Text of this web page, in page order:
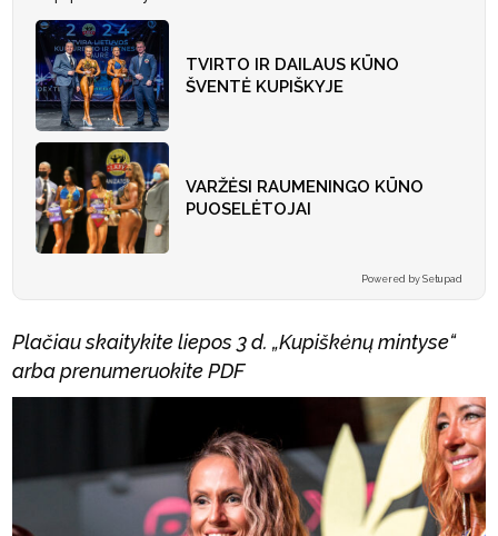
TVIRTO IR DAILAUS KŪNO
ŠVENTĖ KUPIŠKYJE
VARŽĖSI RAUMENINGO KŪNO
PUOSELĖTOJAI
Powered by Setupad
Plačiau skaitykite liepos 3 d. „Kupiškėnų mintyse“
arba prenumeruokite PDF